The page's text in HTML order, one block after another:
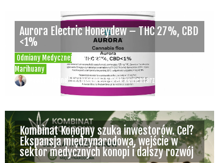
Odmiany Medycznej
Marihuany
20 lip, 2026
Aurora Electric Honeydew – THC 27%, CBD
<1%
Paweł "Teone" Leśniański Brak komentarzy
Kombinat Konopny szuka inwestorów. Cel?
Ekspansja międzynarodowa, wejście w
sektor medycznych konopi i dalszy rozwój